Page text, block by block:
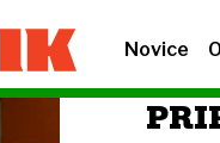
Novice